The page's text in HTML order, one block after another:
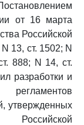
от 16 марта
Российской
13, ст. 1502; N
888; N 14, ст.
разработки и
регламентов
утвержденных
Российской